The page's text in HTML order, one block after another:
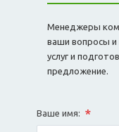
Менеджеры
ваши вопросы и
услуг и
предложение.
Ваше имя: *